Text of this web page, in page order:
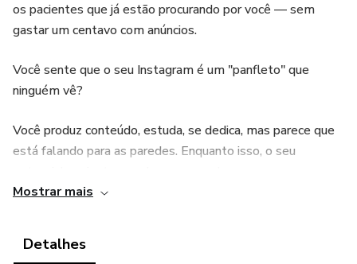
os pacientes que já estão procurando por você — sem
gastar um centavo com anúncios.
Você sente que o seu Instagram é um "panfleto" que
ninguém vê?
Você produz conteúdo, estuda, se dedica, mas parece que
está falando para as paredes. Enquanto isso, o seu
necessidade e vai direto ao Google.
cidade, você não aparece nas primeiras opções, você está
Mostrar mais
Detalhes